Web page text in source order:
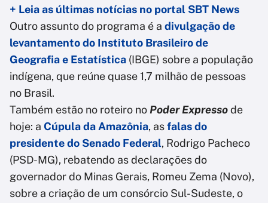
+ Leia as últimas notícias no portal SBT News
Outro assunto do programa é a divulgação de
levantamento do Instituto Brasileiro de
Geografia e Estatística (IBGE) sobre a população
indígena, que reúne quase 1,7 milhão de pessoas
no Brasil.
Também estão no roteiro noPoder Expressode
hoje: a Cúpula da Amazônia, asfalas do
presidente do Senado Federal, Rodrigo Pacheco
(PSD-MG), rebatendo as declarações do
governador do Minas Gerais, Romeu Zema (Novo),
sobre a criação de um consórcio Sul-Sudeste, o